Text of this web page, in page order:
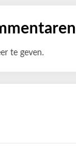
te geven.